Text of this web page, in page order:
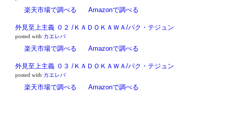
楽天市場で調べる Amazonで調べる
外見至上主義 ０２ /ＫＡＤＯＫＡＷＡ/パク・テジュン
posted with カエレバ
楽天市場で調べる Amazonで調べる
外見至上主義 ０３ /ＫＡＤＯＫＡＷＡ/パク・テジュン
posted with カエレバ
楽天市場で調べる Amazonで調べる